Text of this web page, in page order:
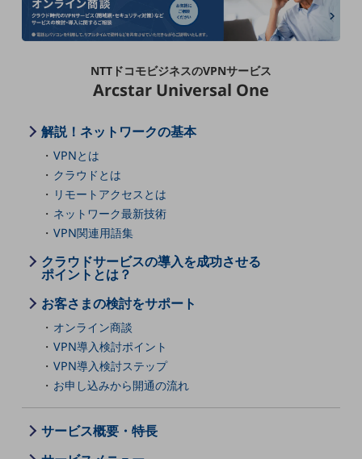
自動化・省電化
人材不足解消
業種・業態で探すTOP
一次産業
医療・介護
製造・建設業
小売業
キーワードで探す
モバイルTOP
法人向けスマホ・携帯に関する、
おすすめの機種、料金やサービスをご紹介
NTTドコモビジネスのVPNサービス
Arcstar Universal One
解説！ネットワークの基本
VPNとは
クラウドとは
リモートアクセスとは
ネットワーク最新技術
VPN関連用語集
クラウドサービスの導入を成功させる
ポイントとは？
お客さまの検討をサポート
オンライン商談
VPN導入検討ポイント
VPN導入検討ステップ
お申し込みから開通の流れ
サービス概要・特長